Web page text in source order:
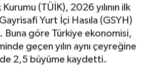
(TÜİK), 2026 yılının ilk
Yurt İçi Hasıla (GSYH)
Buna göre Türkiye ekonomisi,
geçen yılın aynı çeyreğine
2,5 büyüme kaydetti.